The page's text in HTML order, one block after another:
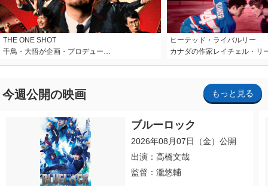
THE ONE SHOT
千鳥・大悟が企画・プロデュー…
ヒーテッド・ライバルリー
カナダの作家レイチェル・リ
今週公開の映画 もっと見る
ブルーロック
2026年08月07日（金）公開
出演：高橋文哉
監督：瀧悠輔